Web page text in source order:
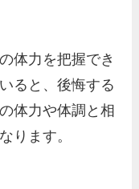
体力を把握でき
ると、後悔する
体力や体調と相
ります。